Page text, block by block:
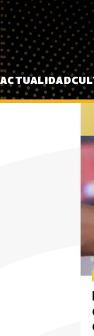
Pasar al contenido
ACTUALIDAD